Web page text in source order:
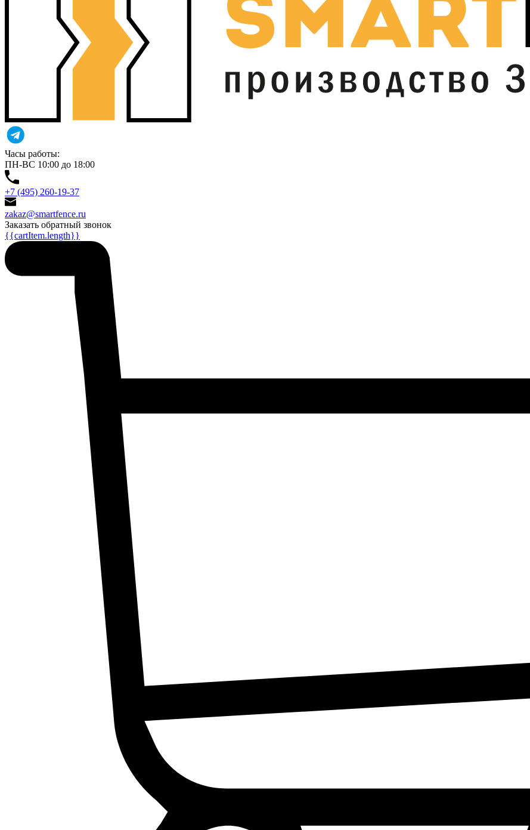
Часы работы:
ПН-ВС 10:00 до 18:00
+7 (495) 260-19-37
zakaz@smartfence.ru
Заказать обратный звонок
{{cartItem.length}}